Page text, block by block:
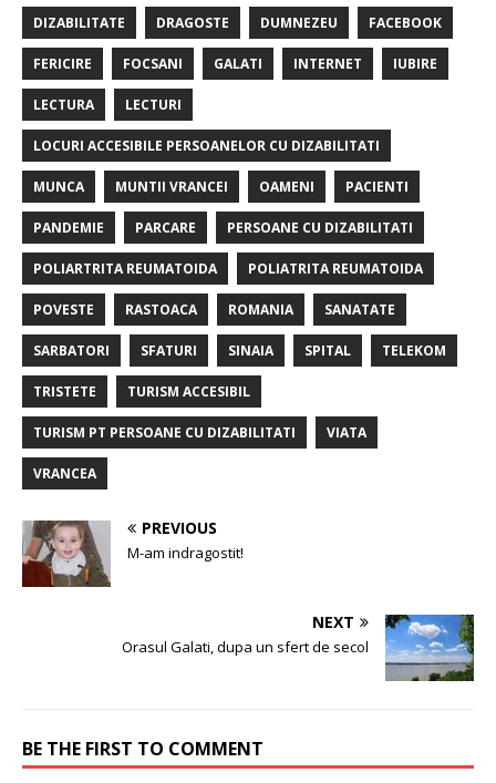
DIZABILITATE DRAGOSTE DUMNEZEU FACEBOOK
FERICIRE FOCSANI GALATI INTERNET IUBIRE
LECTURA LECTURI
LOCURI ACCESIBILE PERSOANELOR CU DIZABILITATI
MUNCA MUNTII VRANCEI OAMENI PACIENTI
PANDEMIE PARCARE PERSOANE CU DIZABILITATI
POLIARTRITA REUMATOIDA POLIATRITA REUMATOIDA
POVESTE RASTOACA ROMANIA SANATATE
SARBATORI SFATURI SINAIA SPITAL TELEKOM
TRISTETE TURISM ACCESIBIL
TURISM PT PERSOANE CU DIZABILITATI VIATA
VRANCEA
PREVIOUS
M-am indragostit!
NEXT
Orasul Galati, dupa un sfert de secol
BE THE FIRST TO COMMENT